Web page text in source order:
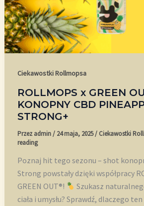
Ciekawostki Rollmopsa
ROLLMOPS x GREEN
KONOPNY CBD
STRONG+
Przez admin/ 24 maja, 2025/ Ciekawostki
reading
Poznaj hit tego sezonu – shot
Strong powstały dzięki współpracy
GREEN OUT®!
Szukasz
ciała i umysłu? Sprawdź, dlaczego